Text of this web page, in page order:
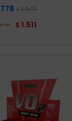
$ 2.540
$ 1.511